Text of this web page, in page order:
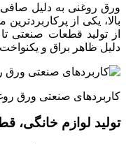
ورق روغنی به دلیل
بالا، یکی از
از تولید قطعات صنعتی
دلیل ظاهر براق و
کاربردهای صنعتی ورق
تولید لوازم خانگی،